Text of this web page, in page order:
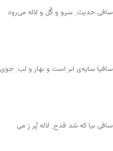
ساقی حدیث ِ سرو و گُل و لاله می‌رود
ساقیا سایه‌ی ابر است و بهار و لب ِ جوی
ساقی بیا که شد قدح ِ لاله پُر زِ می